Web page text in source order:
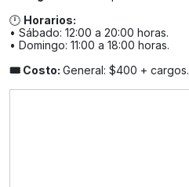
🕛 Horarios:
• Sábado: 12:00 a 20:00 horas.
• Domingo: 11:00 a 18:00 horas.
🎟️ Costo: General: $400 + cargos.